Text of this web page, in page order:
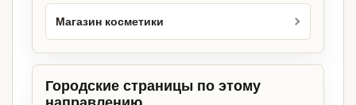
Магазин косметики
Городские страницы по этому